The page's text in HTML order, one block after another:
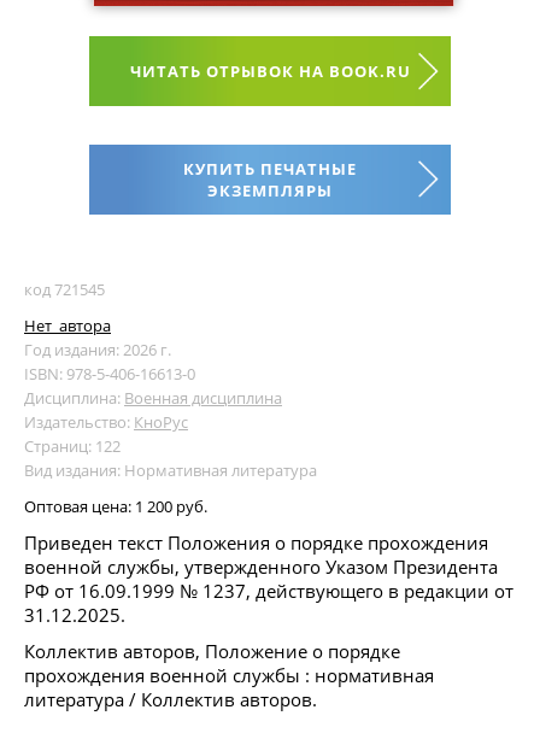
ЧИТАТЬ ОТРЫВОК НА BOOK.RU
КУПИТЬ ПЕЧАТНЫЕ
ЭКЗЕМПЛЯРЫ
код 721545
Нет_автора
Год издания: 2026 г.
ISBN: 978-5-406-16613-0
Дисциплина: Военная дисциплина
Издательство: КноРус
Страниц: 122
Вид издания: Нормативная литература
Оптовая цена: 1 200 руб.
Приведен текст Положения о порядке прохождения
военной службы, утвержденного Указом Президента
РФ от 16.09.1999 № 1237, действующего в редакции от
31.12.2025.
Коллектив авторов, Положение о порядке
прохождения военной службы : нормативная
литература / Коллектив авторов.